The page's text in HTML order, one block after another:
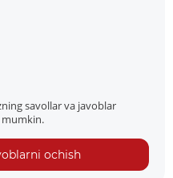
savollar va javoblar
mumkin.
ochish